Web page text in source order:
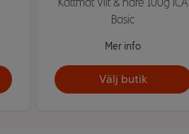
Basic
Mer info
Välj butik